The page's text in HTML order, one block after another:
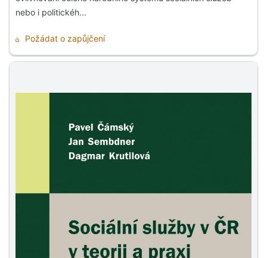
nebo i politickéh...
Požádat o zapůjčení